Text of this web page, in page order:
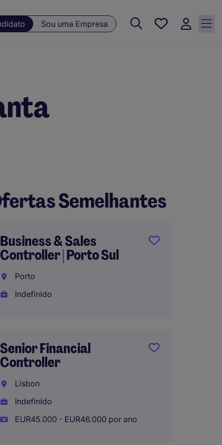
Sou uma Empresa
Guardar, 0
Semelhantes
Business & Sales
Controller | Porto Sul
Porto
Indefinido
Senior Financial
Controller
Lisbon
Indefinido
EUR45.000 - EUR46.000 por ano